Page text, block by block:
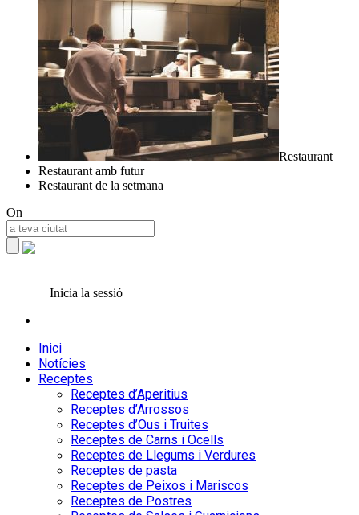
Restaurant
Restaurant amb futur
Restaurant de la setmana
On
Inicia la sessió
Inici
Notícies
Receptes
Receptes d’Aperitius
Receptes d’Arrossos
Receptes d’Ous i Truites
Receptes de Carns i Ocells
Receptes de Llegums i Verdures
Receptes de pasta
Receptes de Peixos i Mariscos
Receptes de Postres